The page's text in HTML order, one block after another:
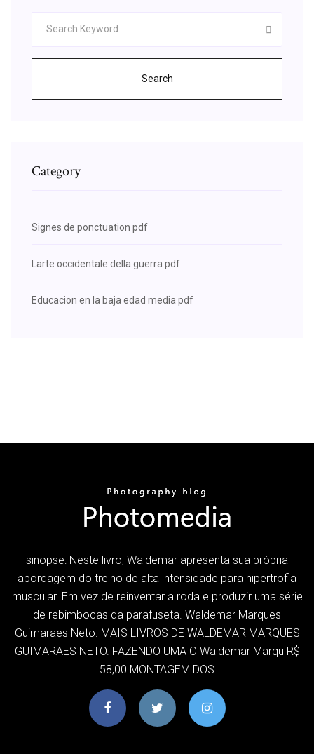
Search
Category
Signes de ponctuation pdf
Larte occidentale della guerra pdf
Educacion en la baja edad media pdf
sinopse: Neste livro, Waldemar apresenta sua própria
abordagem do treino de alta intensidade para hipertrofia
muscular. Em vez de reinventar a roda e produzir uma série
de rebimbocas da parafuseta. Waldemar Marques
Guimaraes Neto. MAIS LIVROS DE WALDEMAR MARQUES
GUIMARAES NETO. FAZENDO UMA O Waldemar Marqu R$
58,00 MONTAGEM DOS